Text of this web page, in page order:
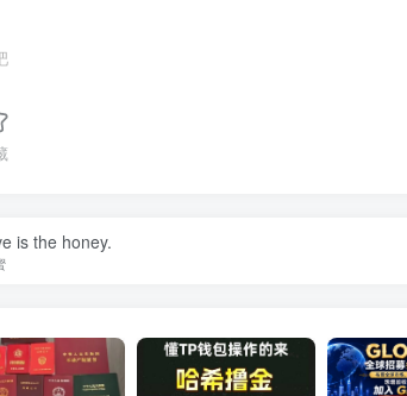
is the honey.